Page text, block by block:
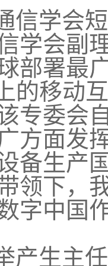
信学会
学会副
部署最
的移动
专委会
方面发
备生产
领下，
字中国
产生主